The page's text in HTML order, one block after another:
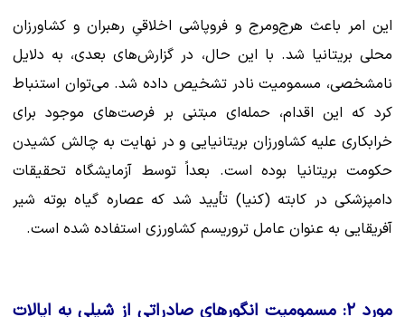
این امر باعث هرج‌ومرج و فروپاشی اخلاقیِ رهبران و کشاورزان
محلی بریتانیا شد. با این حال، در گزارش‌های بعدی، به دلایل
نامشخصی، مسمومیت نادر تشخیص داده شد. می‌توان استنباط
کرد که این اقدام، حمله‌ای مبتنی بر فرصت‌های موجود برای
خرابکاری علیه کشاورزان بریتانیایی و در نهایت به چالش کشیدن
حکومت بریتانیا بوده است. بعداً توسط آزمایشگاه تحقیقات
دامپزشکی در کابته (کنیا) تأیید شد که عصاره گیاه بوته شیر
آفریقایی به عنوان عامل تروریسم کشاورزی استفاده شده است.
مورد ۲: مسمومیت انگورهای صادراتی از شیلی به ایالات